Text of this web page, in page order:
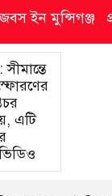
জবস ইন মুন্সিগঞ্জ
সীমান্তে
এটি